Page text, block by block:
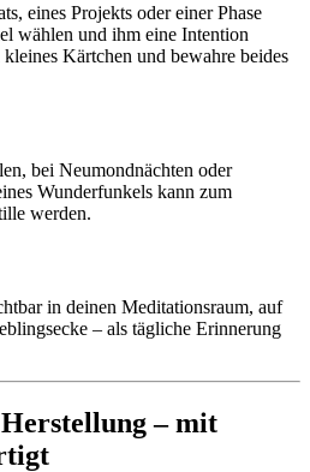
eines Projekts oder einer Phase
wählen und ihm eine Intention
Kärtchen und bewahre beides
bei Neumondnächten oder
Wunderfunkels kann zum
werden.
in deinen Meditationsraum, auf
– als tägliche Erinnerung
– mit